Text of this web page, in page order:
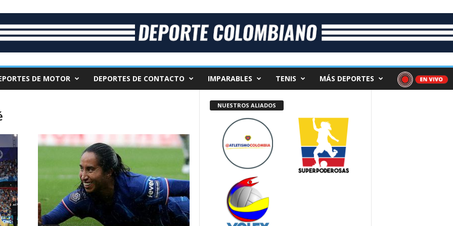
DE MOTOR DEPORTES DE CONTACTO IMPARABLES TENIS MÁS DEPORTES
NUESTROS ALIADOS